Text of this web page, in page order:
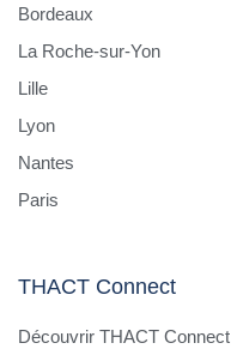
Bordeaux
La Roche-sur-Yon
Lille
Lyon
Nantes
Paris
THACT Connect
Découvrir THACT Connect